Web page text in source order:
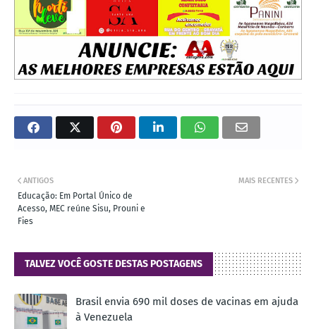
MAIS RECENTES
ANTIGOS
Educação: Em Portal Único de
Acesso, MEC reúne Sisu, Prouni e
Fies
TALVEZ VOCÊ GOSTE DESTAS POSTAGENS
Brasil envia 690 mil doses de vacinas em ajuda
à Venezuela